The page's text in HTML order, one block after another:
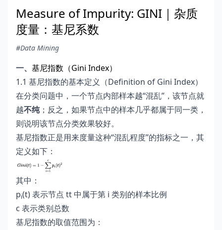
Measure of Impurity: GINI｜杂质
度量：基尼系数
#Data Mining
一、 基尼指数（Gini Index）
1.1 基尼指数的基本定义（Definition of Gini Index）
在分类问题中，一个节点内部样本越“混乱”，该节点就
越不纯；反之，如果节点中的样本几乎都属于同一类，
则说明该节点分类效果较好。
基尼指数正是用来度量这种“混乱程度”的指标之一，其
定义如下：
其中：
pi(t) 表示节点 tt 中属于第 i 类别的样本比例
c 表示类别总数
基尼指数的取值范围为：